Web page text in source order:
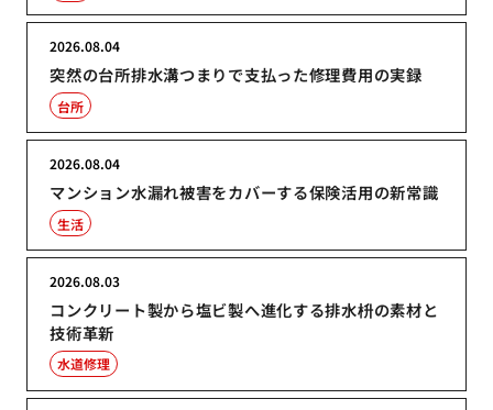
突然の台所排水溝つまりで支払った修理費用の実録
2026.08.04
台所
マンション水漏れ被害をカバーする保険活用の新常識
2026.08.04
生活
コンクリート製から塩ビ製へ進化する排水枡の素材と
技術革新
2026.08.03
水道修理